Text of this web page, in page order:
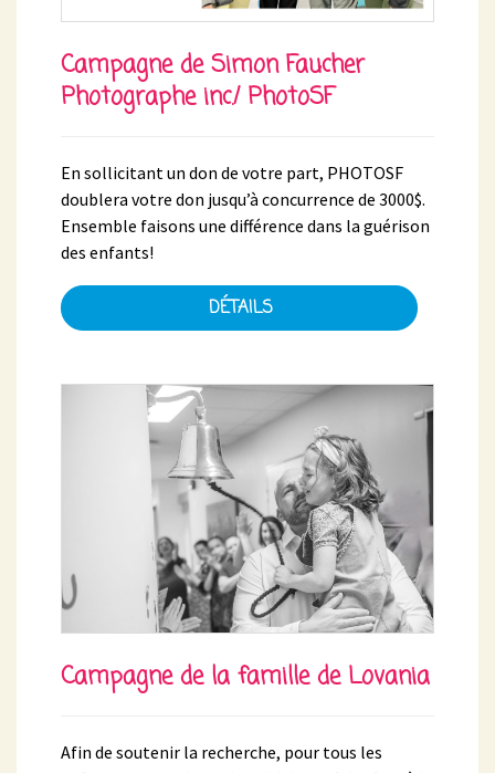
Campagne de Simon Faucher
Photographe inc./ PhotoSF
En sollicitant un don de votre part, PHOTOSF
doublera votre don jusqu’à concurrence de 3000$.
Ensemble faisons une différence dans la guérison
des enfants!
DÉTAILS
Campagne de la famille de Lovania
Afin de soutenir la recherche, pour tous les